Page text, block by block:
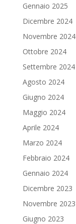
Gennaio 2025
Dicembre 2024
Novembre 2024
Ottobre 2024
Settembre 2024
Agosto 2024
Giugno 2024
Maggio 2024
Aprile 2024
Marzo 2024
Febbraio 2024
Gennaio 2024
Dicembre 2023
Novembre 2023
Giugno 2023